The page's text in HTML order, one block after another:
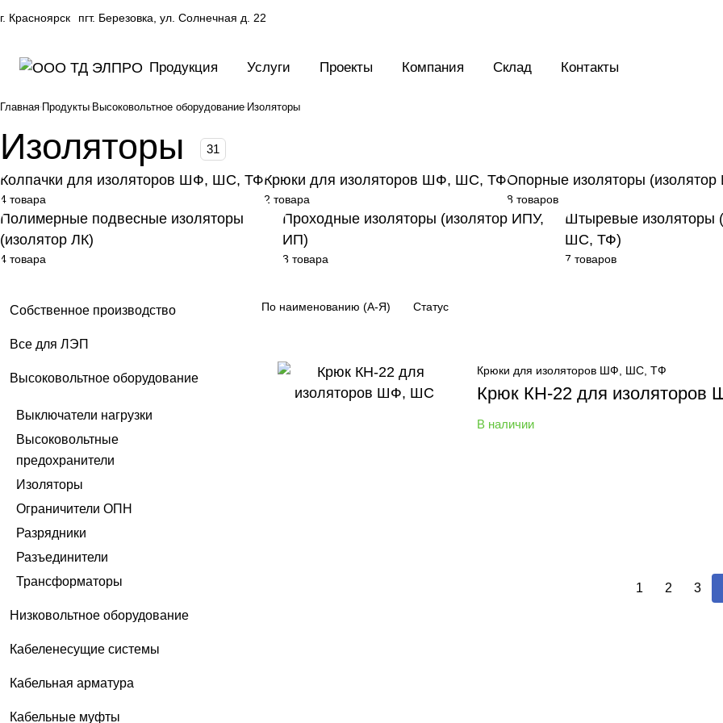
г. Красноярск пгт. Березовка, ул. Солнечная д. 22
Продукция Услуги Проекты Компания Склад Контакты
Главная Продукты Высоковольтное оборудование Изоляторы
Изоляторы 31
Колпачки для изоляторов ШФ, ШС, ТФ
4 товара
Крюки для изоляторов ШФ, ШС, ТФ
2 товара
Опорные изоляторы
8 товаров
Полимерные подвесные изоляторы
(изолятор ЛК)
4 товара
Проходные изоляторы (изолятор ИПУ,
ИП)
3 товара
Штыревые изоляторы
ШС, ТФ)
7 товаров
По наименованию (А-Я) Статус
Крюки для изоляторов ШФ, ШС, ТФ
Крюк КН-22 для
В наличии
1 2 3
Собственное производство
Все для ЛЭП
Высоковольтное оборудование
Выключатели нагрузки
Высоковольтные
предохранители
Изоляторы
Ограничители ОПН
Разрядники
Разъединители
Трансформаторы
Низковольтное оборудование
Кабеленесущие системы
Кабельная арматура
Кабельные муфты